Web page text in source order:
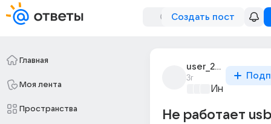
Создать пост
Главная
Моя лента
Пространства
user_277947504
3г
Не работает